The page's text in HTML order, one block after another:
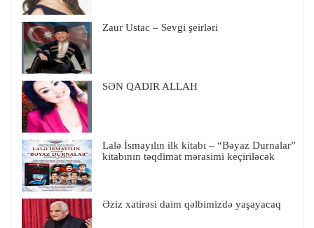
Zaur Ustac – Sevgi şeirləri
SƏN QADIR ALLAH
Lalə İsmayılın ilk kitabı – “Bəyaz Durnalar”
kitabının təqdimat mərasimi keçiriləcək
Əziz xatirəsi daim qəlbimizdə yaşayacaq